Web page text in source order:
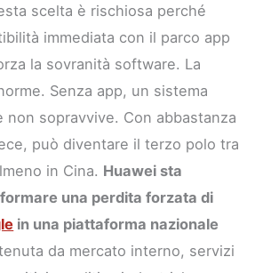
scelta è rischiosa perché
immediata con il parco app
la sovranità software. La
Senza app, un sistema
non sopravvive. Con abbastanza
può diventare il terzo polo tra
in Cina. Huawei sta
una perdita forzata di
in una piattaforma nazionale
da mercato interno, servizi